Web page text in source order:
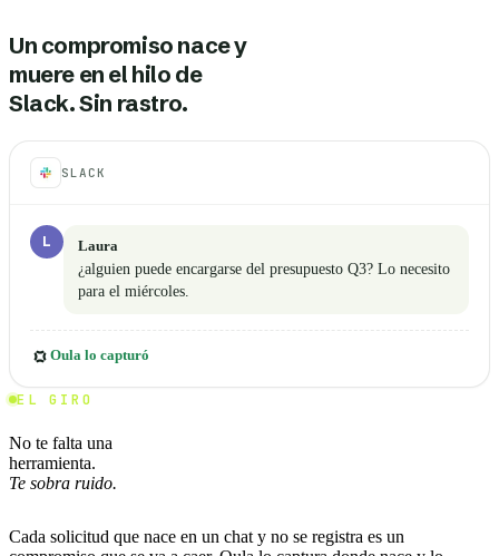
Un compromiso nace y
muere en el hilo de
Slack. Sin rastro.
SLACK
L Laura
¿alguien puede encargarse del presupuesto Q3? Lo necesito
para el miércoles.
Oula lo capturó
EL GIRO
No te falta una
herramienta.
Te sobra ruido.
Cada solicitud que nace en un chat y no se registra es un